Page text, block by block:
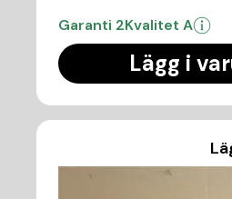
Garanti 2Kvalitet A
Lägg i